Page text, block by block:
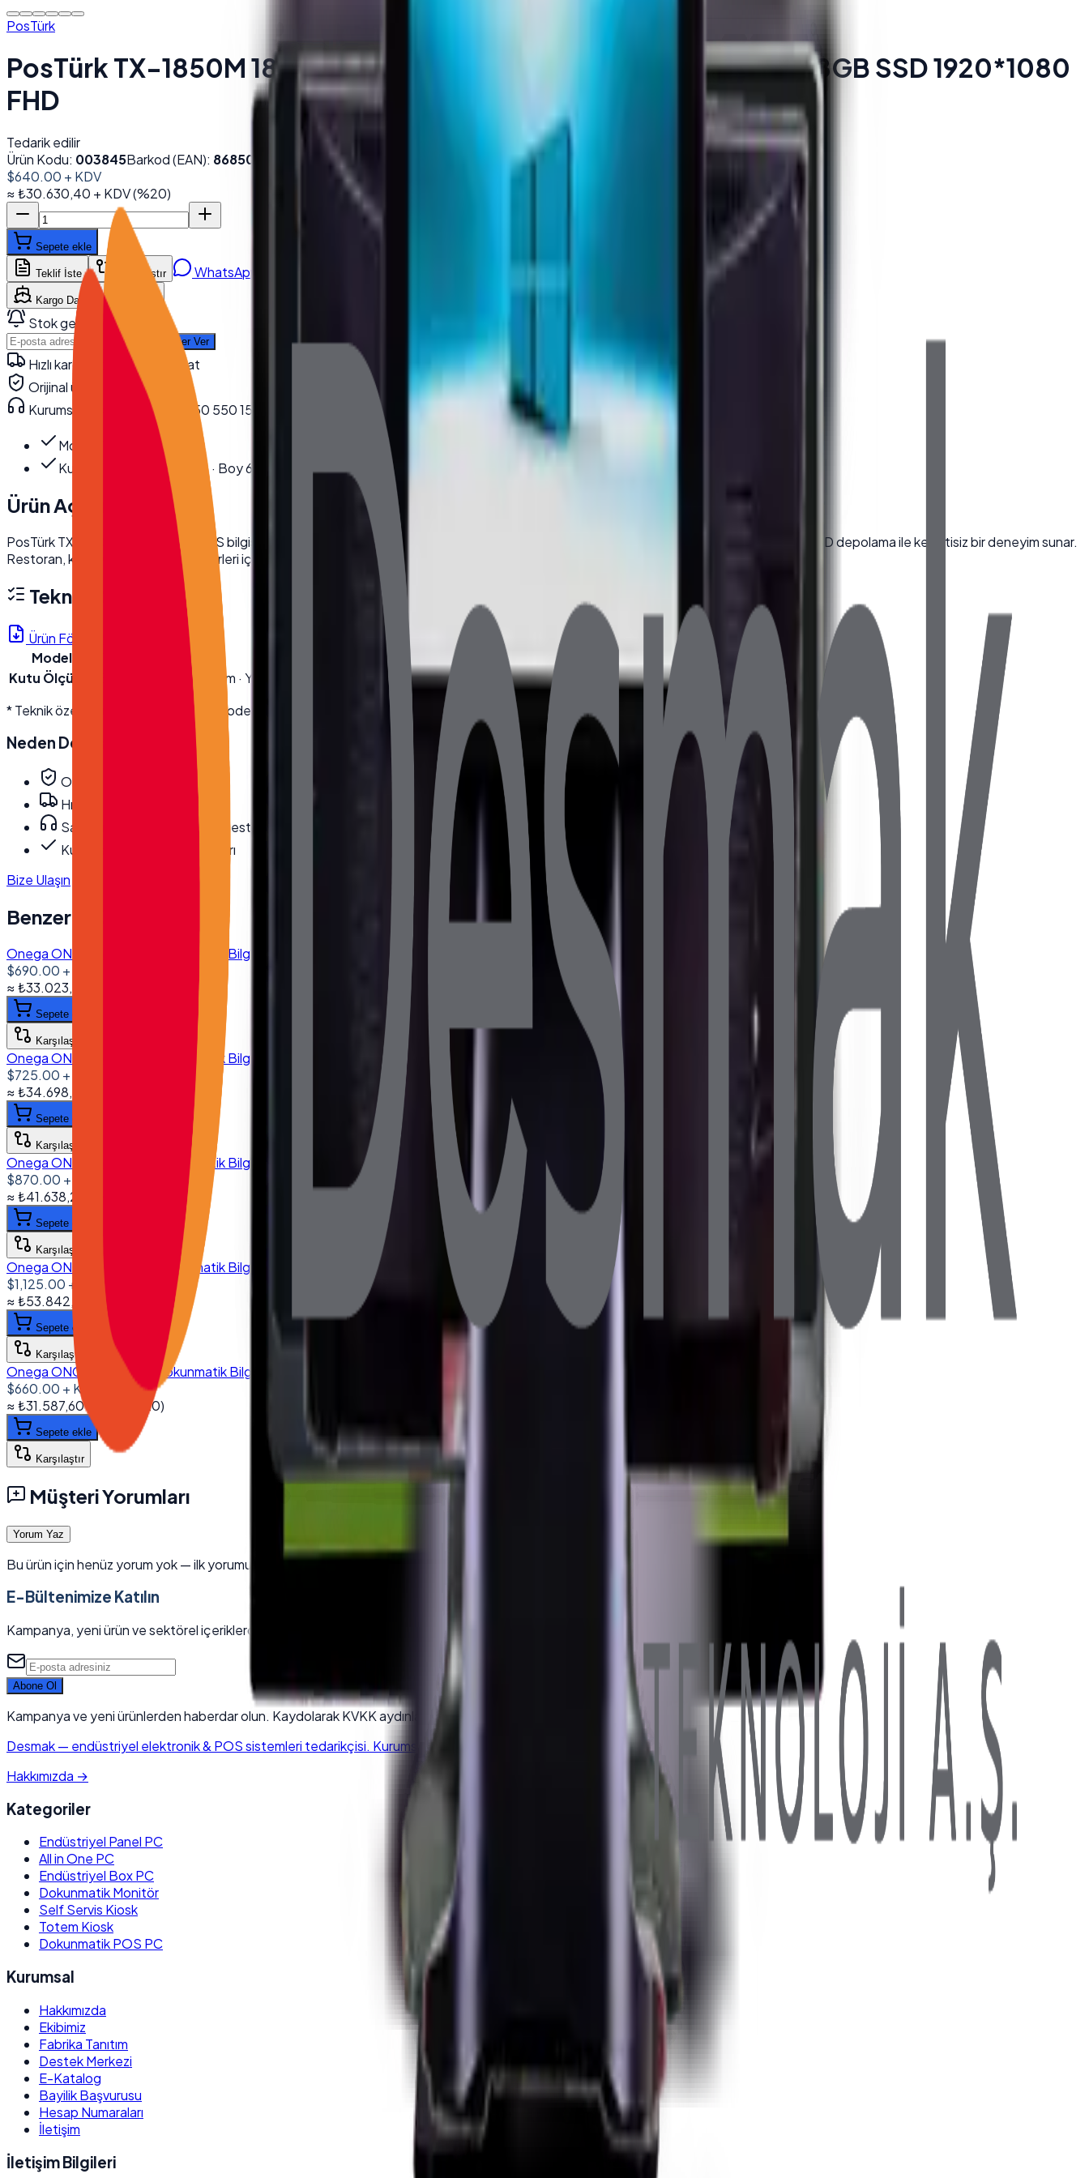
PosTürk
PosTürk TX-1850M 18.5'' Dokunmatik Bilgisayar I5 5200U 8GB 128GB SSD 1920*1080
FHD
Tedarik edilir
Ürün Kodu: 003845Barkod (EAN): 8685059810804
$640.00 + KDV
≈₺30.630,40 + KDV(%20)
Sepete ekle
Teklif İste Karşılaştır WhatsApp'tan Sor
Kargo Dahil Fiyat Hesapla
Stok gelince haber ver
Haber Ver
Hızlı kargo · kurumsal teslimat
Orijinal ürün · garanti
Kurumsal teknik destek
· 0850 550 15 15
Model
TX-1850M
Kutu Ölçüleri
En 22.5 cm · Boy 62 cm · Yü…
Ürün Açıklaması
PosTürk TX-1850M dokunmatik POS bilgisayar, işletmenizin verimliliğini artırmak için tasarlanmıştır. 18.5 inç FHD ekranı, i5 işlemcisi ve hızlı SSD depolama ile kesintisiz bir deneyim sunar.
Restoran, kafe ve perakende sektörleri için idealdir.
Teknik Özellikler
Ürün Föyü (PDF)
Model
Kutu Ölçüleri
En 22.5 cm · Boy 62 cm · Yükseklik 46 cm · Brüt Ağırlık 6.7 kg
* Teknik özellikler üretici kaynaklıdır; modele göre değişebilir. Detaylı bilgi için bize ulaşın.
Neden Desmak
Orijinal, garantili ürün
Hızlı ve güvenli kargo
Satış öncesi/sonrası teknik destek
Kurumsal fatura · bayi fiyatları
Bize Ulaşın
Benzer Ürünler
Onega ONG-1560 15.6'' Dokunmatik Bilgisayar I5 4200U 8GB 256GB SSD 10.1" Müşteri Ekranlı
$690.00 + KDV
≈₺33.023,40
Sepete ekle
Karşılaştır
Onega ONG-1560 15.6'' Dokunmatik Bilgisayar I5 6200U 8GB DDR4 128GB SSD
$725.00 + KDV
≈₺34.698,50
Sepete ekle
Karşılaştır
Onega ONG-1560 15.6'' Dokunmatik Bilgisayar I5 6200U 8GB DDR4 128GB SSD 10.1" Müşteri Ekranlı
$870.00 + KDV
≈₺41.638,20
Sepete ekle
Karşılaştır
Onega ONG-1560 15.6'' Dokunmatik Bilgisayar I5 8250U 16GB DDR4 256GB NVMe SSD 10.1" Müşteri Ekranlı
$1,125.00 + KDV
≈₺53.842,50 + KDV
Sepete ekle
Karşılaştır
Onega ONG-1850 18.5'' Dokunmatik Bilgisayar I5 4200U 8GB 128GB SSD 10.1" Müşteri Ekranlı
$660.00 + KDV
≈₺31.587,60 20)
Sepete ekle
Karşılaştır
Müşteri Yorumları
Yorum Yaz
Bu ürün için henüz yorum yok — ilk yorumu siz yazın.
E-Bültenimize Katılın
Kampanya, yeni ürün ve sektörel içeriklerden ilk siz haberdar olun.
Abone Ol
Kampanya ve yeni ürünlerden haberdar olun. Kaydolarak KVKK aydınlatma metnini kabul edersiniz.
Desmak— endüstriyel elektronik & POS sistemleri tedarikçisi. Kurumsal kalite, hızlı kargo, satış sonrası destek.
Hakkımızda →
Kategoriler
Endüstriyel Panel PC
All in One PC
Endüstriyel Box PC
Dokunmatik Monitör
Self Servis Kiosk
Totem Kiosk
Dokunmatik POS PC
Kurumsal
Hakkımızda
Ekibimiz
Fabrika Tanıtım
Destek Merkezi
E-Katalog
Bayilik Başvurusu
Hesap Numaraları
İletişim
İletişim Bilgileri